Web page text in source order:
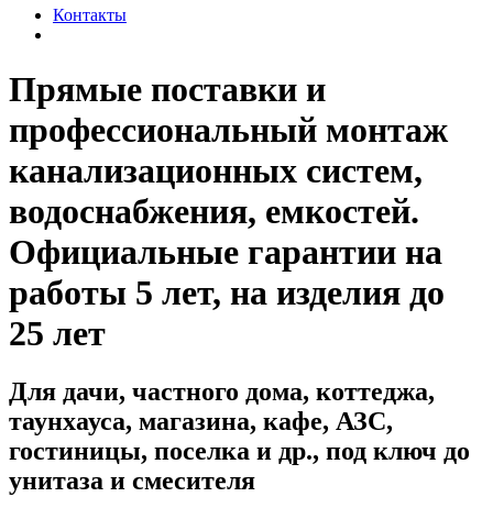
Контакты
Прямые поставки и
профессиональный монтаж
канализационных систем,
водоснабжения, емкостей.
Официальные гарантии на
работы 5 лет, на изделия до
25 лет
Для дачи, частного дома, коттеджа,
таунхауса, магазина, кафе, АЗС,
гостиницы, поселка и др., под ключ до
унитаза и смесителя